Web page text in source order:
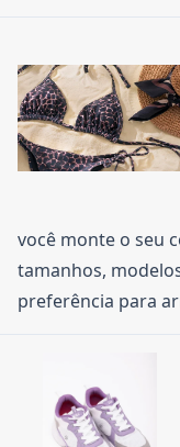
você monte o seu
tamanhos,
preferência para